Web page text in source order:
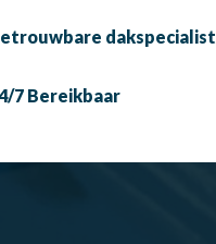
dakspecialist
7 Bereikbaar